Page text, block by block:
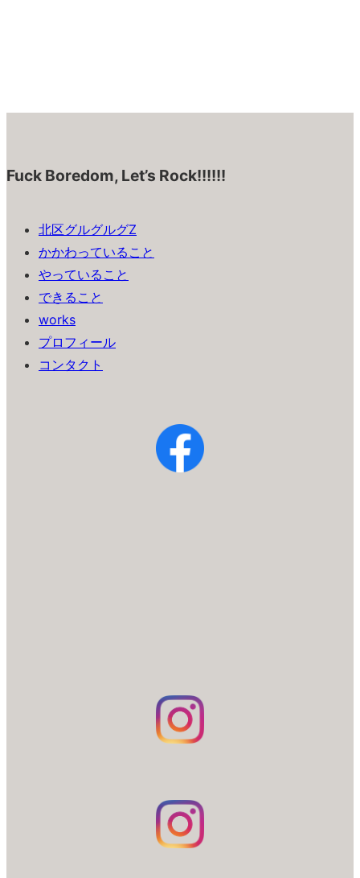
Fuck Boredom, Let’s Rock!!!!!!
北区グルグルグZ
かかわっていること
やっていること
できること
works
プロフィール
コンタクト